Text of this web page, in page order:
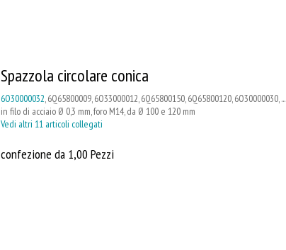
Spazzola circolare conica
6O30000032, 6Q65800009, 6O33000012, 6Q65800150, 6Q65800120, 6O30000030, ...
in filo di acciaio Ø 0,3 mm, foro M14, da Ø 100 e 120 mm
Vedi altri 11 articoli collegati
confezione da 1,00 Pezzi